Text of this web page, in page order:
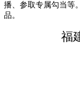
播、参取专属勾当等
品。
福